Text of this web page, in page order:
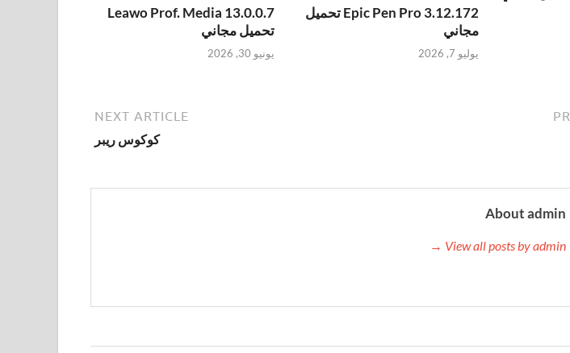
Epic Pen Pro 3.12.172 تحميل
مجاني
يوليو 7, 2026
Leawo Prof. Media 13.0.0.7
تحميل مجاني
يونيو 30, 2026
NEXT ARTICLE
كوكوس ريبر
About admin
View all posts by admin →